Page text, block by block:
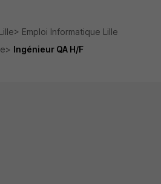
Emploi Informatique Lille
Ingénieur QA H/F